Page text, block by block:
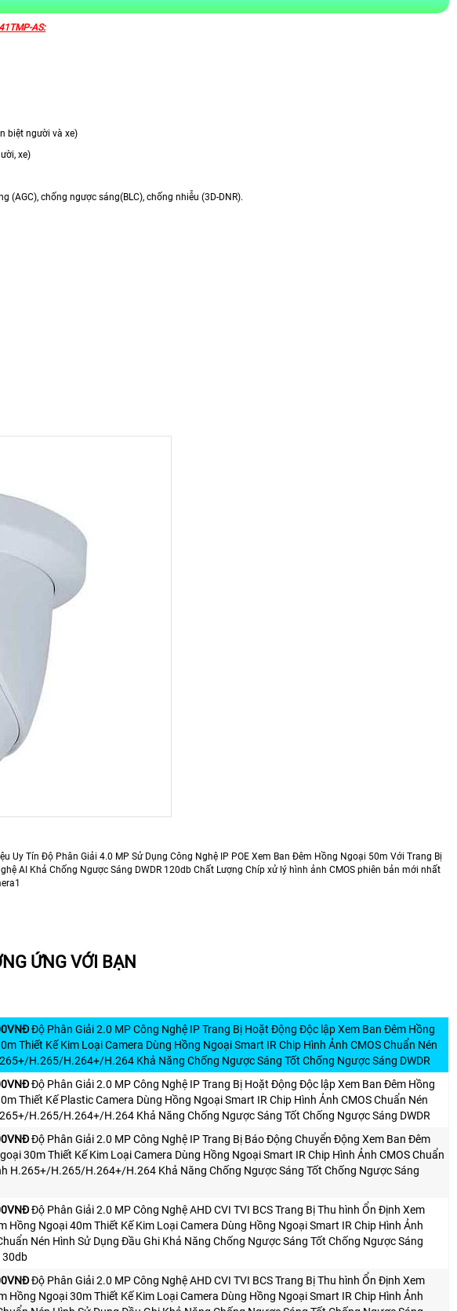
AS:
biệt người và xe)
xe)
(AGC), chống ngược sáng(BLC), chống nhiễu (3D-DNR).
Uy Tín Độ Phân Giải 4.0 MP Sử Dụng Công Nghệ IP POE Xem Ban Đêm Hồng Ngoại 50m Với Trang Bị
AI Khả Chống Ngược Sáng DWDR 120db Chất Lượng Chíp xử lý hình ảnh CMOS phiên bản mới nhất
ỨNG VỚI BẠN
Độ Phân Giải 2.0 MP Công Nghệ IP Trang Bị Hoặt Động Độc lập Xem Ban Đêm Hồng
Thiết Kế Kim Loại Camera Dùng Hồng Ngoại Smart IR Chip Hình Ảnh CMOS Chuẩn Nén
H.265/H.264+/H.264 Khả Năng Chống Ngược Sáng Tốt Chống Ngược Sáng DWDR
Độ Phân Giải 2.0 MP Công Nghệ IP Trang Bị Hoặt Động Độc lập Xem Ban Đêm Hồng
Thiết Kế Plastic Camera Dùng Hồng Ngoại Smart IR Chip Hình Ảnh CMOS Chuẩn Nén
H.265/H.264+/H.264 Khả Năng Chống Ngược Sáng Tốt Chống Ngược Sáng DWDR
Độ Phân Giải 2.0 MP Công Nghệ IP Trang Bị Báo Động Chuyển Động Xem Ban Đêm
30m Thiết Kế Kim Loại Camera Dùng Hồng Ngoại Smart IR Chip Hình Ảnh CMOS Chuẩn
H.265+/H.265/H.264+/H.264 Khả Năng Chống Ngược Sáng Tốt Chống Ngược Sáng
Độ Phân Giải 2.0 MP Công Nghệ AHD CVI TVI BCS Trang Bị Thu hình Ổn Định Xem
Hồng Ngoại 40m Thiết Kế Kim Loại Camera Dùng Hồng Ngoại Smart IR Chip Hình Ảnh
Nén Hình Sử Dụng Đầu Ghi Khả Năng Chống Ngược Sáng Tốt Chống Ngược Sáng
Độ Phân Giải 2.0 MP Công Nghệ AHD CVI TVI BCS Trang Bị Thu hình Ổn Định Xem
Hồng Ngoại 30m Thiết Kế Kim Loại Camera Dùng Hồng Ngoại Smart IR Chip Hình Ảnh